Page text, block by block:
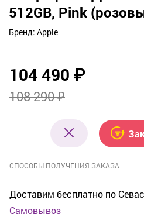
512GB, Pink
Бренд: Apple
104 490 ₽
108 290 ₽
СПОСОБЫ ПОЛУЧЕНИЯ ЗАКАЗА
Доставим бесплатно по
Самовывоз